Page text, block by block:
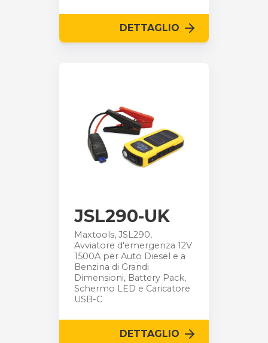
DETTAGLIO
JSL290-UK
Maxtools, JSL290,
Avviatore d'emergenza 12V
1500A per Auto Diesel e a
Benzina di Grandi
Dimensioni, Battery Pack,
Schermo LED e Caricatore
USB-C
DETTAGLIO